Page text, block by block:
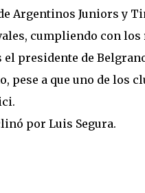
Argentinos Juniors y
cumpliendo con
presidente de
a que uno de los
por Luis Segura.